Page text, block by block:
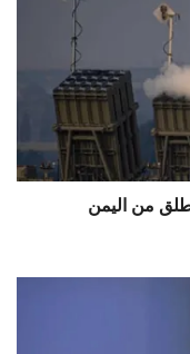
من اليمن